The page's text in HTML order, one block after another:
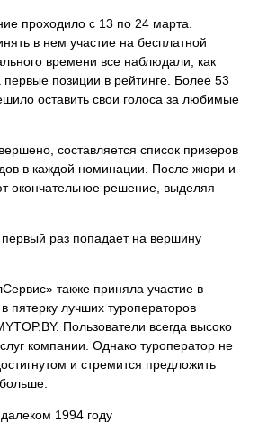
проходило с 13 по 24 марта.
в нем участие на бесплатной
времени все наблюдали, как
позиции в рейтинге. Более 53
оставить свои голоса за любимые
составляется список призеров
в каждой номинации. После жюри и
окончательное решение, выделяя
раз попадает на вершину
также приняла участие в
пятерку лучших туроператоров
Пользователи всегда высоко
компании. Однако туроператор не
и стремится предложить
1994 году